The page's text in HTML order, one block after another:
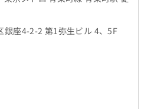
銀座4-2-2 第1弥生ビル 4、5F